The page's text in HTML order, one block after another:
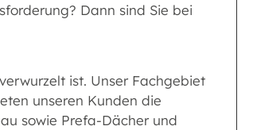
Dann sind Sie bei
ist. Unser Fachgebiet
unseren Kunden die
sowie Prefa-Dächer und